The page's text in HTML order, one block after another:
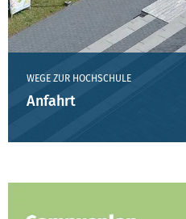
WEGE ZUR HOCHSCHULE
Anfahrt